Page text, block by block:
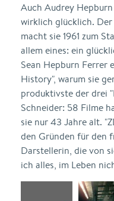
Auch Audrey
wirklich glücklich.
macht sie 1961 zum
allem eines: ein
Sean Hepburn Ferrer
History", warum sie
produktivste der drei
Schneider: 58 Filme
sie nur 43 Jahre alt.
den Gründen für den
Darstellerin, die von
ich alles, im Leben